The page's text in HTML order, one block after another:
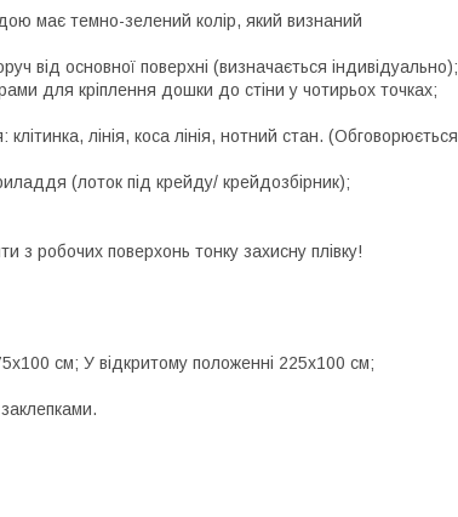
має темно-зелений колір, який визнаний
від основної поверхні (визначається індивідуально);
для кріплення дошки до стіни у чотирьох точках;
лінія, коса лінія, нотний стан. (Обговорюється
(лоток під крейду/ крейдозбірник);
робочих поверхонь тонку захисну плівку!
см; У відкритому положенні 225x100 см;